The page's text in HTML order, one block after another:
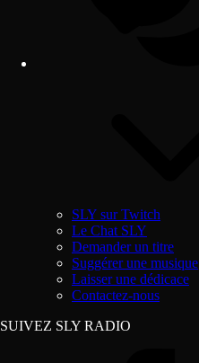
SLY sur Twitch
Le Chat SLY
Demander un titre
Suggérer une musique
Laisser une dédicace
Contactez-nous
SUIVEZ SLY RADIO